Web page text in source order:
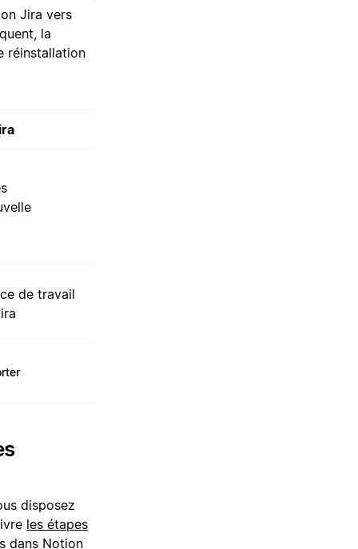
Jira vers
la
réinstallation
de travail
disposez
les étapes
dans Notion